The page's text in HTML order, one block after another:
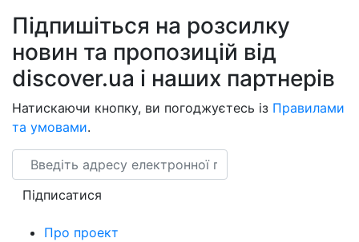
Підпишіться на розсилку
новин та пропозицій від
discover.ua і наших партнерів
Натискаючи кнопку, ви погоджуєтесь із Правилами
та умовами.
Email
Підписатися
Про проект